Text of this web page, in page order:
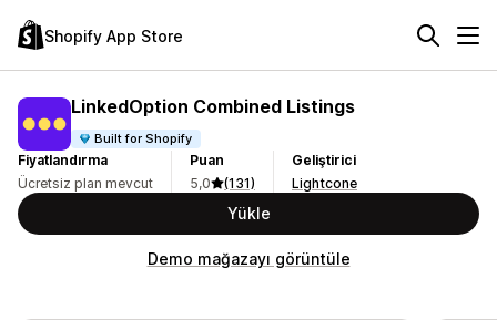
Shopify App Store
LinkedOption Combined Listings
Built for Shopify
Fiyatlandırma
Ücretsiz plan mevcut
Puan
5,0
(131)
Geliştirici
Lightcone
Yükle
Demo mağazayı görüntüle